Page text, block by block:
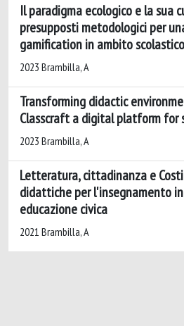
Il paradigma ecologico e la sua
presupposti metodologici per
gamification in ambito scolastico
2023 Brambilla, A
Transforming didactic
Classcraft a digital platform for
2023 Brambilla, A
Letteratura, cittadinanza e
didattiche per l'insegnamento
educazione civica
2021 Brambilla, A